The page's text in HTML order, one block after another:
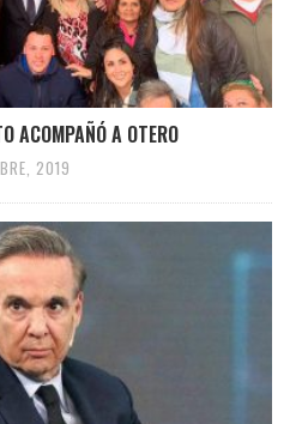
ACOMPAÑÓ A OTERO
2019